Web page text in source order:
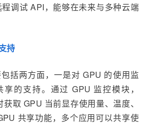
调试 API，能够在未来与多种云端
持
括两方面，一是对 GPU 的使用监
的支持。通过 GPU 监控模块，
取 GPU 当前显存使用量、温度、
共享功能，多个应用可以共享使